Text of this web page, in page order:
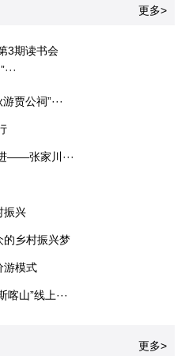
更多>
3期读书会
贾公祠”···
——张家川···
振兴
的乡村振兴梦
游模式
山”线上···
更多>